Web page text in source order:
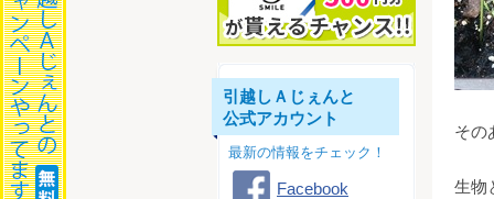
その
生物
引越しＡじぇんと
公式アカウント
最新の情報をチェック！
Facebook